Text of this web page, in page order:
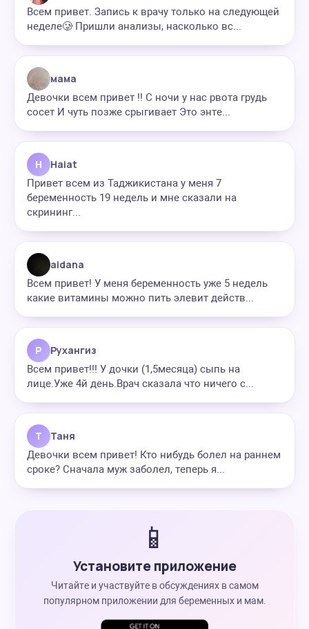
Всем привет. Запись к врачу только на следующей
неделе🥲 Пришли анализы, насколько вс...
мама
Девочки всем привет !! С ночи у нас рвота грудь
сосет И чуть позже срыгивает Это энте...
H Haiat
Привет всем из Таджикистана у меня 7
беременность 19 недель и мне сказали на
скрининг...
aidana
Всем привет! У меня беременность уже 5 недель
какие витамины можно пить элевит действ...
Р Рухангиз
Всем привет!!! У дочки (1,5месяца) сыпь на
лице.Уже 4й день.Врач сказала что ничего с...
Т Таня
Девочки всем привет! Кто нибудь болел на раннем
сроке? Сначала муж заболел, теперь я...
📱
Установите приложение
Читайте и участвуйте в обсуждениях в самом
популярном приложении для беременных и мам.